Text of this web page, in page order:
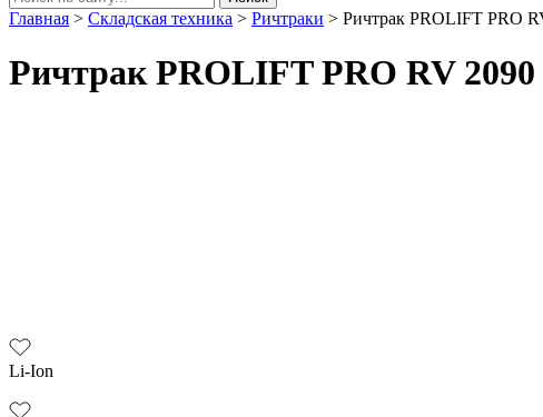
Главная > Складская техника > Ричтраки > Ричтрак PROLIFT PRO
Ричтрак PROLIFT PRO RV
Li-Ion